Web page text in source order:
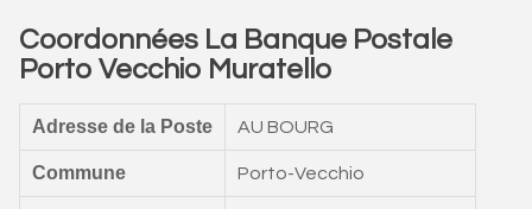
Coordonnées La Banque Postale
Porto Vecchio Muratello
Adresse de la Poste AU BOURG
Commune Porto-Vecchio